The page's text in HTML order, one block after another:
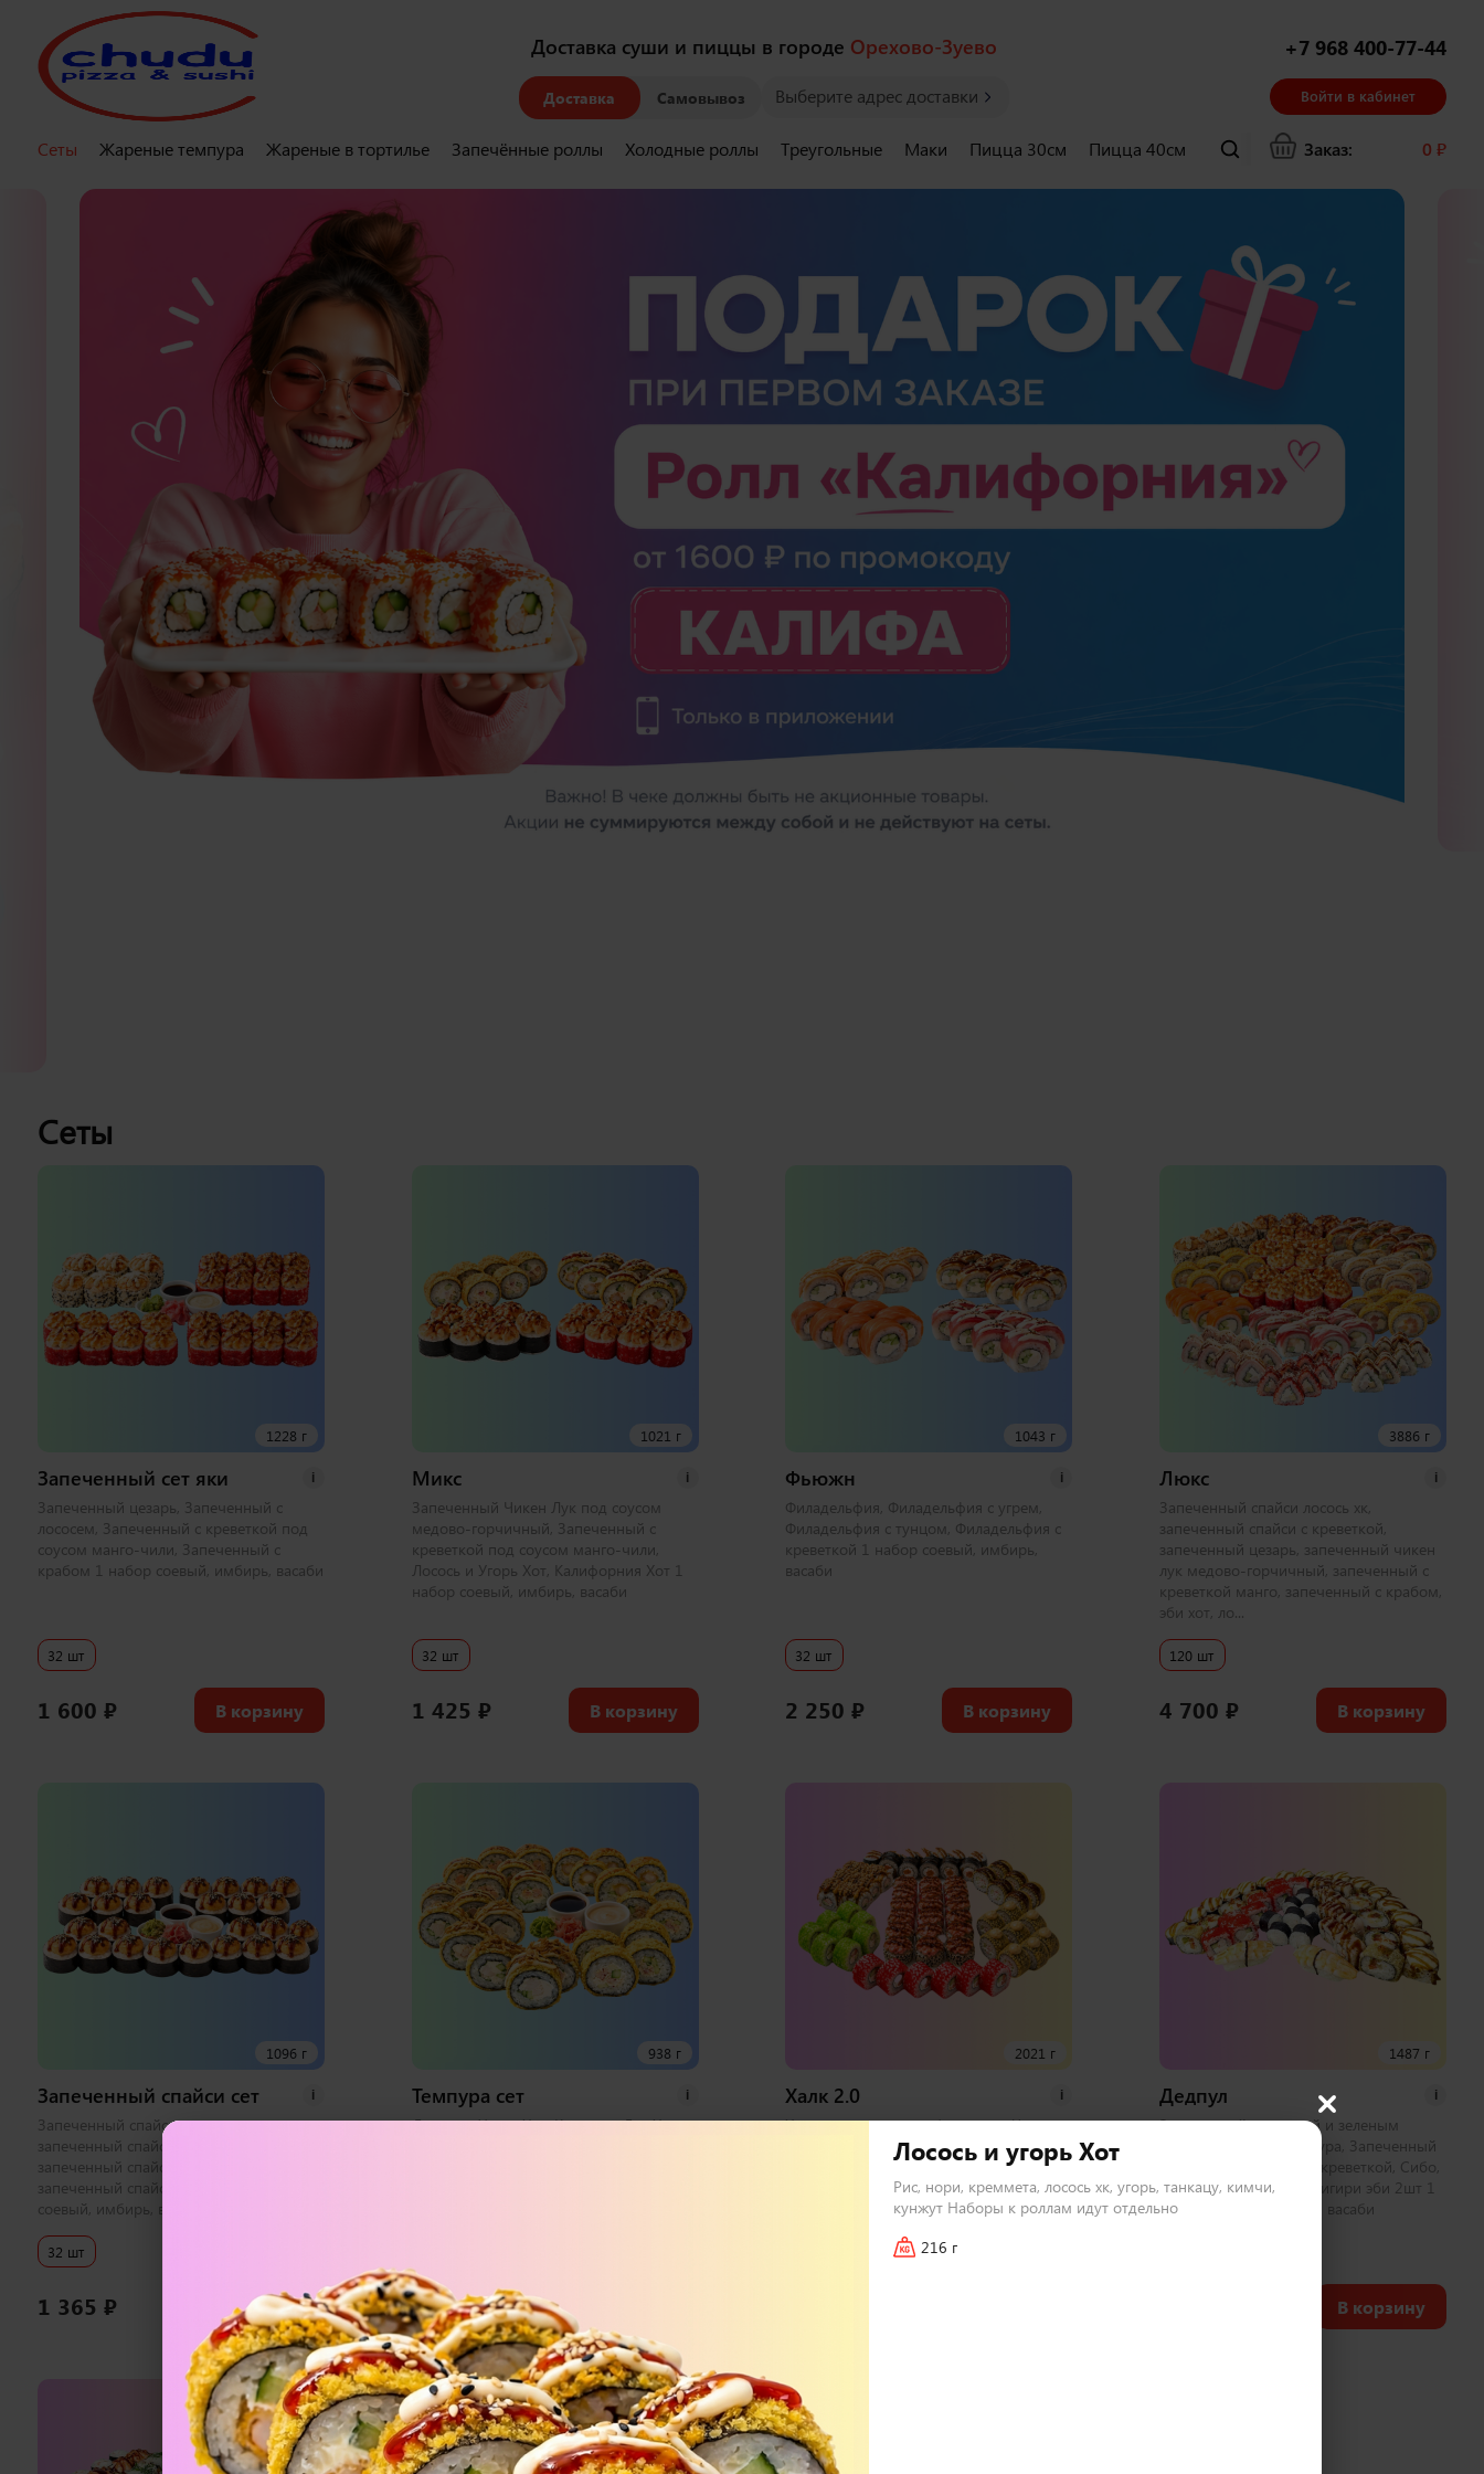
Доставка суши и пиццы в городе Орехово-Зуево
Доставка Самовывоз Выберите адрес доставки
+7 968 400-77-44
Войти в кабинет
Заказ: 0 ₽
Сеты Жареные темпура Жареные в тортилье Запечённые роллы Холодные роллы Треугольные Маки Пицца 30см Пицца 40см Суши и гунканы Хачапури
Сеты
1228 г
Запеченный сет яки i
Запеченный цезарь, Запеченный с
лососем, Запеченный с креветкой под
соусом манго-чили, Запеченный с
крабом 1 набор соевый, имбирь, васаби
32 шт
1 600 ₽ В корзину
1021 г
Микс i
Запеченный Чикен Лук под соусом
медово-горчичный, Запеченный с
креветкой под соусом манго-чили,
Лосось и Угорь Хот, Калифорния Хот 1
набор соевый, имбирь, васаби
32 шт
1 425 ₽ В корзину
1043 г
Фьюжн i
Филадельфия, Филадельфия с угрем,
Филадельфия с тунцом, Филадельфия с
креветкой 1 набор соевый, имбирь,
васаби
32 шт
2 250₽ В корзину
3886 г
Люкс i
Запеченный спайси лосось хк,
запеченный спайси с креветкой,
запеченный цезарь, запеченный чикен
лук медово-горчичный, запеченный с
креветкой манго, запеченный с крабом,
эби хот, ло...
120 шт
4 700₽ В корзину
1096 г
Запеченный спайси сет i
Запеченный спайси с лососем хк,
запеченный спайси с тунцом,
запеченный спайси с креветкой,
запеченный спайси с курицей 1 набор
соевый, имбирь, васаби
32 шт
1 365 ₽ В корзину
938 г
Темпура сет i
Лосось и Угорь Хот, Курица и Лук Хот,
1 300₽
2021 г
Халк 2.0 i
Хосомаки с лососем, Фиш ролл, Чикен
фреш, Дон бекон, Сытный темпура,
Маки, Мистик темпура, Запеченный с
курицей, Запеченный спайси с крабом 2
набора соевый, имбирь, васаби
1487 г
Дедпул i
Запеченный с курицей и зеленым
луком, Овощной темпура, Запеченный
бонито, Калифорния с креветкой, Сибо,
Хосомаки с курицей, Нигири эби 2шт 1
набор соевый, имбирь, васаби
В корзину
Лосось и угорь Хот
Рис, нори, креммета, лосось хк, угорь, танкацу, кимчи,
кунжут Наборы к роллам идут отдельно
216 г